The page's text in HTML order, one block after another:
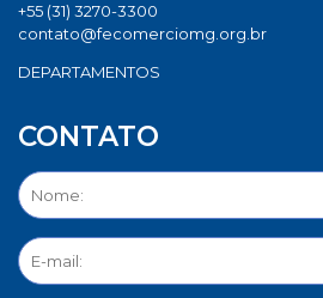
+55 (31) 3270-3300
contato@fecomerciomg.org.br
DEPARTAMENTOS
CONTATO